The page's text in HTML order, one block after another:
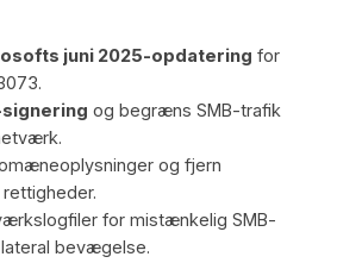
juni 2025-opdatering for
signering og begræns SMB-trafik
og fjern
for mistænkelig SMB-
bevægelse.